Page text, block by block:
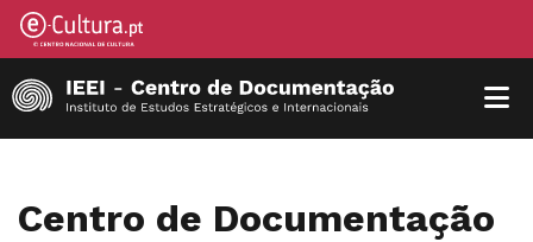
Centro de Documentação